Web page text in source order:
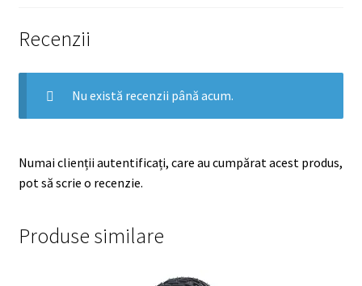
Recenzii
Nu există recenzii până acum.
Numai clienții autentificați, care au cumpărat acest produs,
pot să scrie o recenzie.
Produse similare